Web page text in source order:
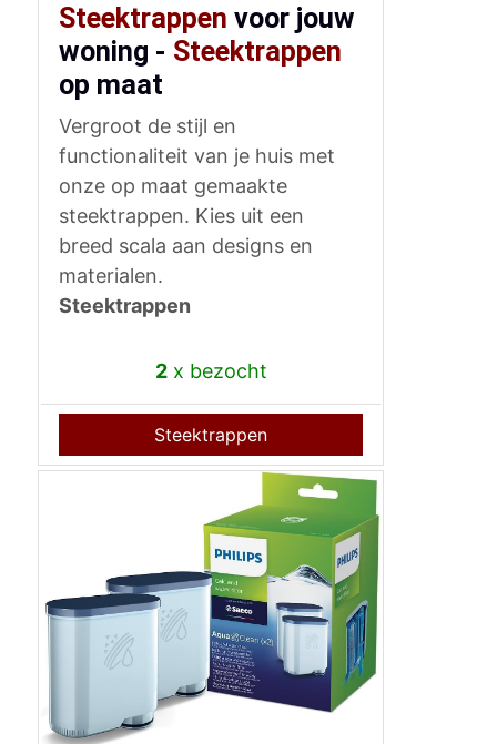
Steektrappen voor jouw
woning - Steektrappen
op maat
Vergroot de stijl en
functionaliteit van je huis met
onze op maat gemaakte
steektrappen. Kies uit een
breed scala aan designs en
materialen.
Steektrappen
2x bezocht
Steektrappen